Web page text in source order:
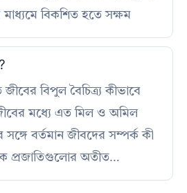
মাধ্যমে বিকশিত হতে সক্ষম
বিপুল বৈচিত্র্য কীভাবে
জীবের মধ্যে এত মিল ও অমিল
সঙ্গে বর্তমান জীবদের সম্পর্ক কী
প্রজাতিগুলোর অতীত…